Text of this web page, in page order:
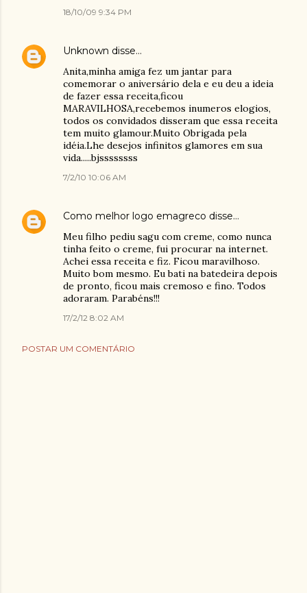
18/10/09 9:34 PM
Unknown disse…
Anita,minha amiga fez um jantar para
comemorar o aniversário dela e eu deu a ideia
de fazer essa receita,ficou
MARAVILHOSA,recebemos inumeros elogios,
todos os convidados disseram que essa receita
tem muito glamour.Muito Obrigada pela
idéia.Lhe desejos infinitos glamores em sua
vida.....bjssssssss
7/2/10 10:06 AM
Como melhor logo emagreco disse…
Meu filho pediu sagu com creme, como nunca
tinha feito o creme, fui procurar na internet.
Achei essa receita e fiz. Ficou maravilhoso.
Muito bom mesmo. Eu bati na batedeira depois
de pronto, ficou mais cremoso e fino. Todos
adoraram. Parabéns!!!
17/2/12 8:02 AM
POSTAR UM COMENTÁRIO